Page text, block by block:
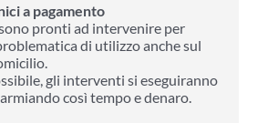
a pagamento
pronti ad intervenire per
di utilizzo anche sul
gli interventi si eseguiranno
così tempo e denaro.